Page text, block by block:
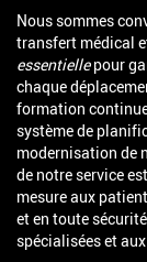
Nous sommes
transfert médical
essentiellepour
chaque
formation
système de
modernisation de
de notre service
mesure aux
et en toute
spécialisées et